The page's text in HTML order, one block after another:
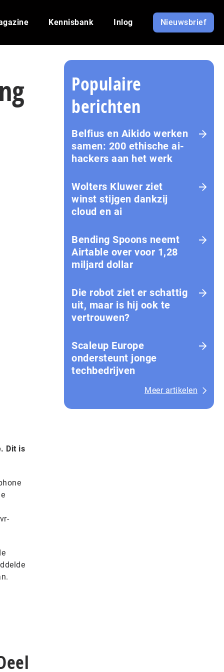
Kennisbank Inlog Nieuwsbrief
Dit is
Populaire
berichten
Belfius en Aikido werken
samen: 200 ethische ai-
hackers aan het werk
Wolters Kluwer ziet
winst stijgen dankzij
cloud en ai
Bending Spoons neemt
Airtable over voor 1,28
miljard dollar
Die robot ziet er schattig
uit, maar is hij ook te
vertrouwen?
Scaleup Europe
ondersteunt jonge
techbedrijven
Meer artikelen